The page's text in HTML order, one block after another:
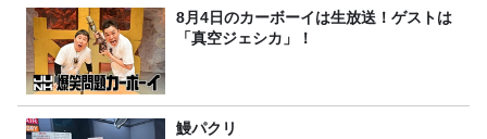
8月4日のカーボーイは生放送！ゲストは
「真空ジェシカ」！
鰻パクリ